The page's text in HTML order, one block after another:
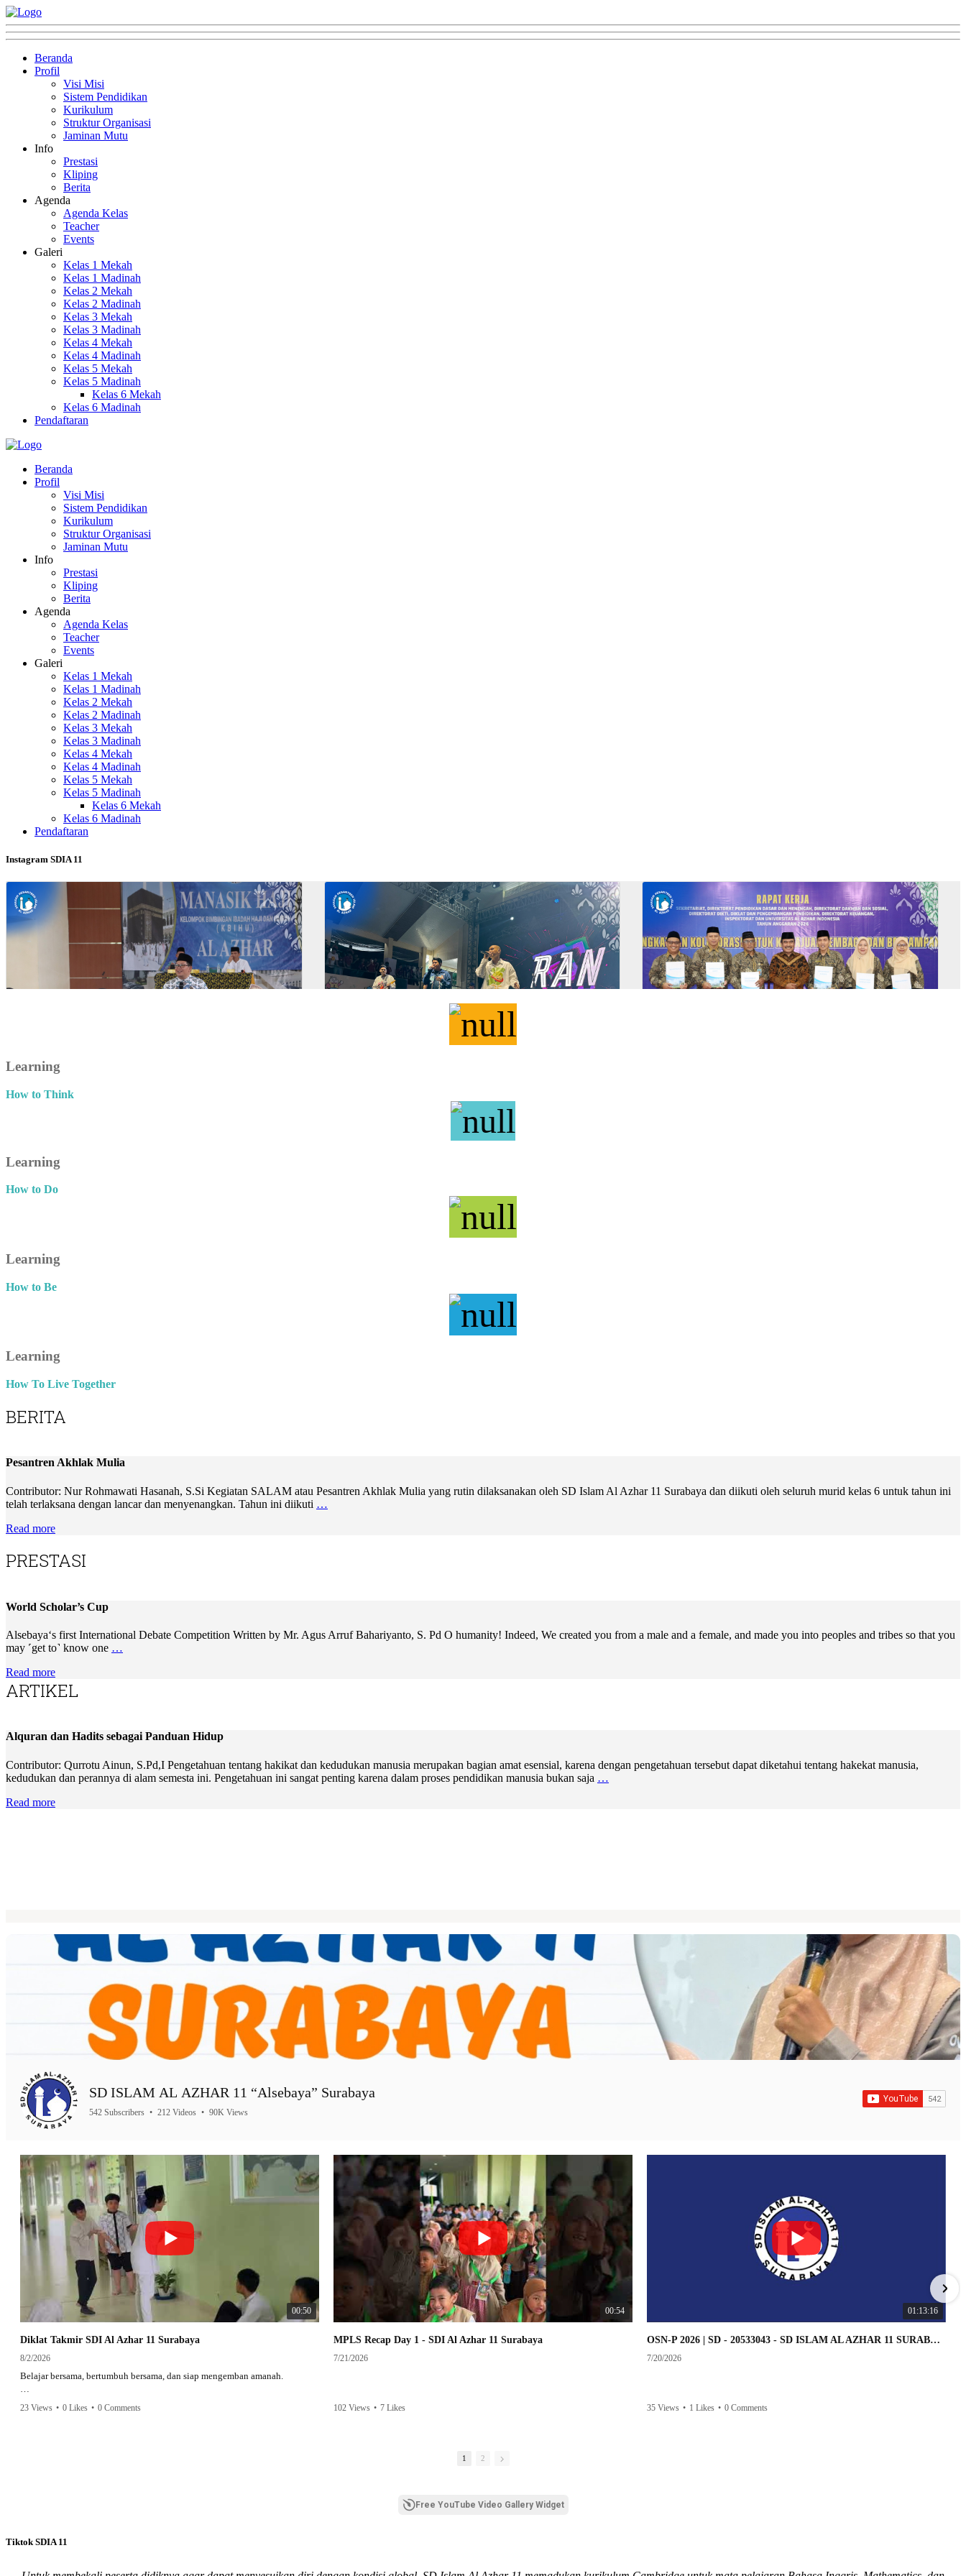
Beranda
Profil
Visi Misi
Sistem Pendidikan
Kurikulum
Struktur Organisasi
Jaminan Mutu
Info
Prestasi
Kliping
Berita
Agenda
Agenda Kelas
Teacher
Events
Galeri
Kelas 1 Mekah
Kelas 1 Madinah
Kelas 2 Mekah
Kelas 2 Madinah
Kelas 3 Mekah
Kelas 3 Madinah
Kelas 4 Mekah
Kelas 4 Madinah
Kelas 5 Mekah
Kelas 5 Madinah
Kelas 6 Mekah
Kelas 6 Madinah
Pendaftaran
Beranda
Profil
Visi Misi
Sistem Pendidikan
Kurikulum
Struktur Organisasi
Jaminan Mutu
Info
Prestasi
Kliping
Berita
Agenda
Agenda Kelas
Teacher
Events
Galeri
Kelas 1 Mekah
Kelas 1 Madinah
Kelas 2 Mekah
Kelas 2 Madinah
Kelas 3 Mekah
Kelas 3 Madinah
Kelas 4 Mekah
Kelas 4 Madinah
Kelas 5 Mekah
Kelas 5 Madinah
Kelas 6 Mekah
Kelas 6 Madinah
Pendaftaran
Instagram SDIA 11
Learning
How to Think
Learning
How to Do
Learning
How to Be
Learning
How To Live Together
BERITA
Pesantren Akhlak Mulia
Contributor: Nur Rohmawati Hasanah, S.Si Kegiatan SALAM atau Pesantren Akhlak Mulia yang rutin dilaksanakan oleh SD Islam Al Azhar 11 Surabaya dan diikuti oleh seluruh murid kelas 6 untuk tahun ini
telah terlaksana dengan lancar dan menyenangkan. Tahun ini diikuti …
Read more
PRESTASI
World Scholar’s Cup
Alsebaya‘s first International Debate Competition Written by Mr. Agus Arruf Bahariyanto, S. Pd O humanity! Indeed, We created you from a male and a female, and made you into peoples and tribes so that you
may ˹get to˺ know one …
Read more
ARTIKEL
Alquran dan Hadits sebagai Panduan Hidup
Contributor: Qurrotu Ainun, S.Pd,I Pengetahuan tentang hakikat dan kedudukan manusia merupakan bagian amat esensial, karena dengan pengetahuan tersebut dapat diketahui tentang hakekat manusia,
kedudukan dan perannya di alam semesta ini. Pengetahuan ini sangat penting karena dalam proses pendidikan manusia bukan saja …
Read more
SD ISLAM AL AZHAR 11 “Alsebaya” Surabaya
542 Subscribers • 212 Videos • 90K Views
00:50
Diklat Takmir SDI Al Azhar 11 Surabaya
8/2/2026
Belajar bersama, bertumbuh bersama, dan siap mengemban amanah.
23 Views • 0 Likes • 0 Comments
00:54
MPLS Recap Day 1 - SDI Al Azhar 11 Surabaya
7/21/2026
102 Views • 7 Likes
01:13:16
OSN-P 2026 | SD - 20533043 - SD ISLAM AL AZHAR 11 SURABAYA | IPA
7/20/2026
35 Views • 1 Likes • 0 Comments
1 2
Free YouTube Video Gallery Widget
Tiktok SDIA 11